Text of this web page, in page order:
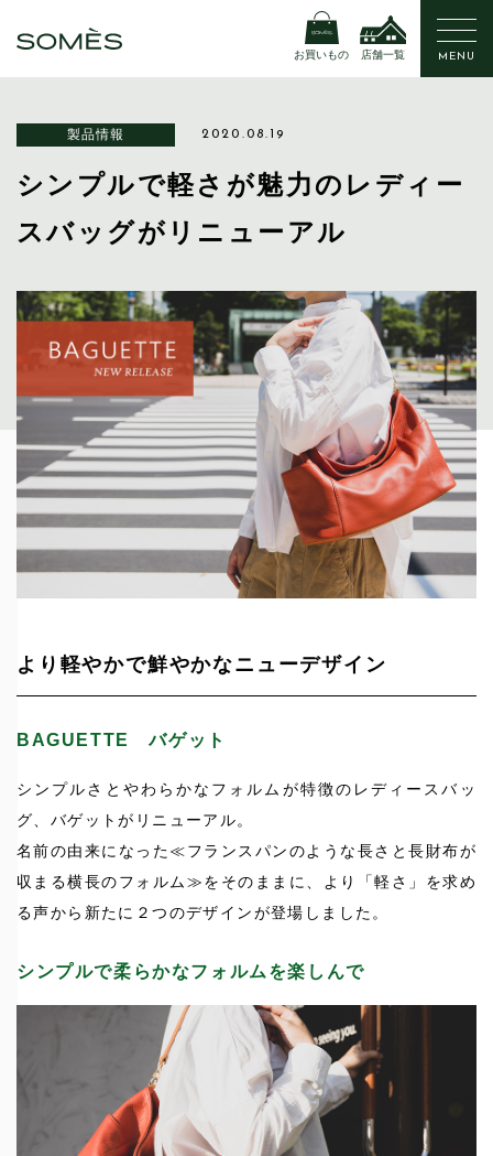
お買いもの 店舗一覧 MENU
製品情報 2020.08.19
シンプルで軽さが魅力のレディー
スバッグがリニューアル
より軽やかで鮮やかなニューデザイン
BAGUETTE バゲット
シンプルさとやわらかなフォルムが特徴のレディースバッ
グ、バゲットがリニューアル。
名前の由来になった≪フランスパンのような長さと長財布が
収まる横長のフォルム≫をそのままに、より「軽さ」を求め
る声から新たに２つのデザインが登場しました。
シンプルで柔らかなフォルムを楽しんで